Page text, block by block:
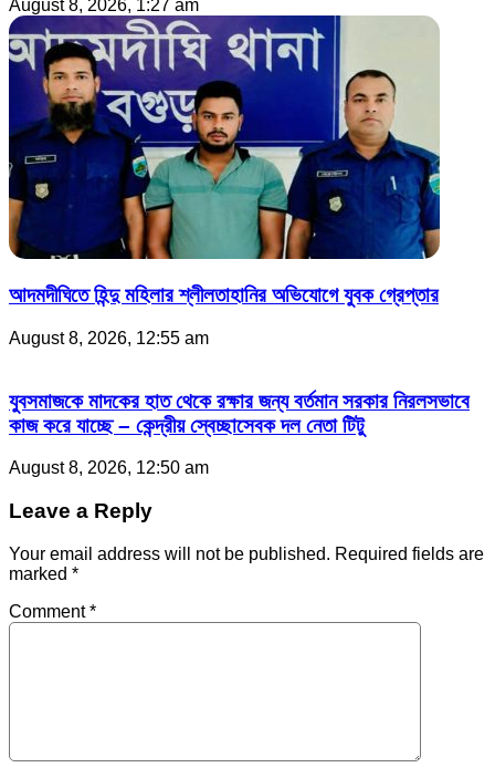
August 8, 2026, 1:27 am
আদমদীঘিতে হিন্দু মহিলার শ্লীলতাহানির অভিযোগে যুবক গ্রেপ্তার
August 8, 2026, 12:55 am
যুবসমাজকে মাদকের হাত থেকে রক্ষার জন্য বর্তমান সরকার নিরলসভাবে
কাজ করে যাচ্ছে – কেন্দ্রীয় স্বেচ্ছাসেবক দল নেতা টিটু
August 8, 2026, 12:50 am
Leave a Reply
Your email address will not be published. Required fields are
marked *
Comment*